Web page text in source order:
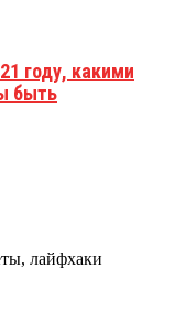
году, какими
быть
лайфхаки